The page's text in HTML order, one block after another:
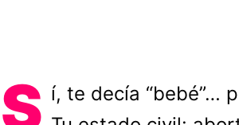
S í, te decía “bebé”…